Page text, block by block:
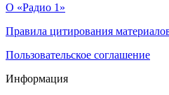
О «Радио 1»
Правила цитирования
Пользовательское соглашение
Информация